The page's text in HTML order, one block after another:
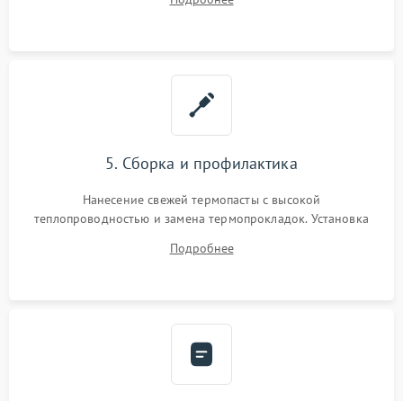
BIOS или замена поврежденных портов USB
5. Сборка и профилактика
Нанесение свежей термопасты с высокой
теплопроводностью и замена термопрокладок. Установка
шлейфов, модулей памяти и накопителей. Предварительная
Подробнее